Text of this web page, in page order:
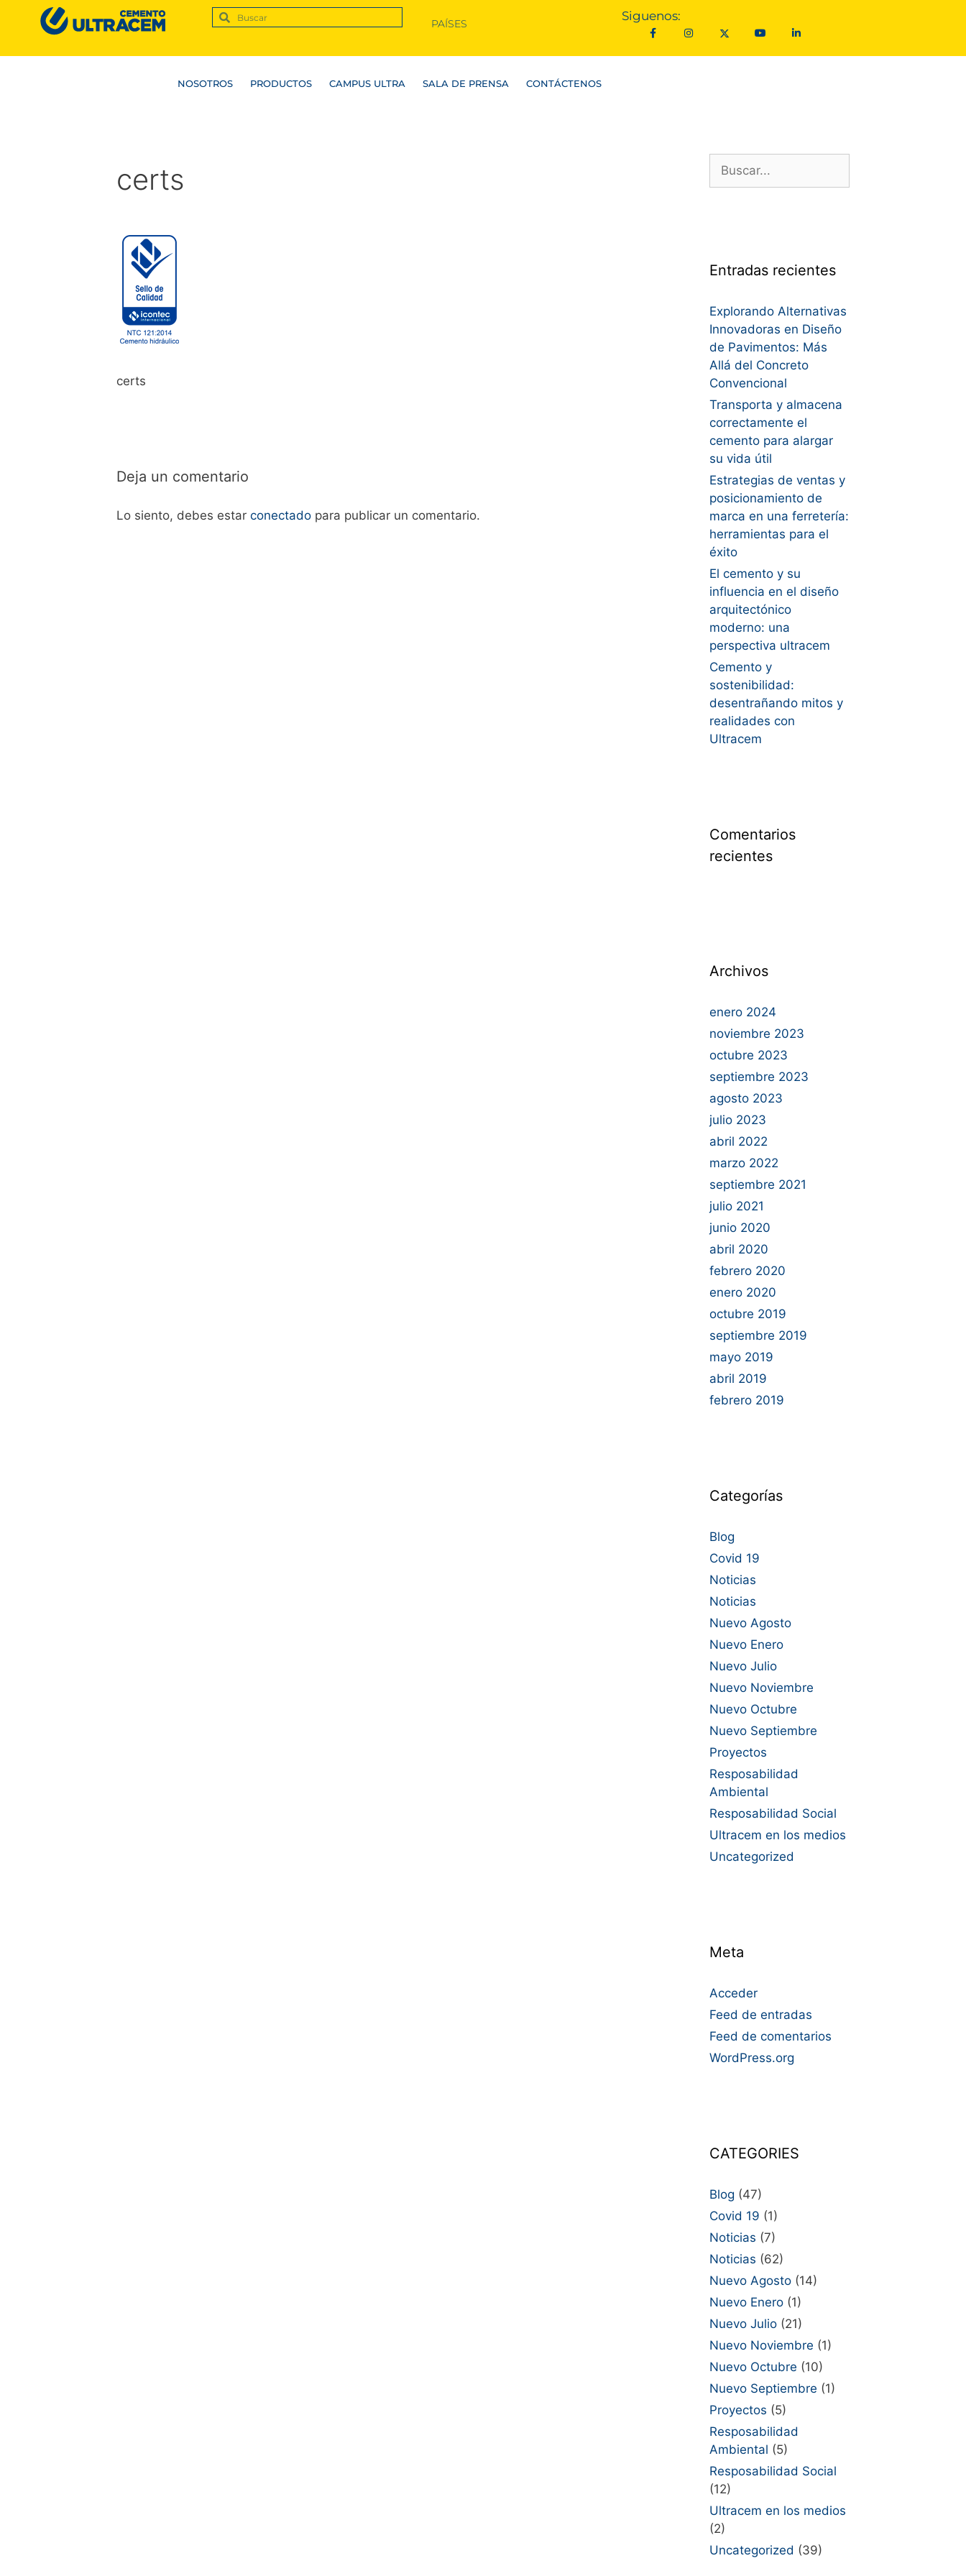
PAÍSES
Siguenos:
NOSOTROS PRODUCTOS CAMPUS ULTRA SALA DE PRENSA CONTÁCTENOS
certs
certs
Deja un comentario
Lo siento, debes estar conectado para publicar un comentario.
Entradas recientes
Explorando Alternativas
Innovadoras en Diseño
de Pavimentos: Más
Allá del Concreto
Convencional
Transporta y almacena
correctamente el
cemento para alargar
su vida útil
Estrategias de ventas y
posicionamiento de
marca en una ferretería:
herramientas para el
éxito
El cemento y su
influencia en el diseño
arquitectónico
moderno: una
perspectiva ultracem
Cemento y
sostenibilidad:
desentrañando mitos y
realidades con
Ultracem
Comentarios
recientes
Archivos
enero 2024
noviembre 2023
octubre 2023
septiembre 2023
agosto 2023
julio 2023
abril 2022
marzo 2022
septiembre 2021
julio 2021
junio 2020
abril 2020
febrero 2020
enero 2020
octubre 2019
septiembre 2019
mayo 2019
abril 2019
febrero 2019
Categorías
Blog
Covid 19
Noticias
Noticias
Nuevo Agosto
Nuevo Enero
Nuevo Julio
Nuevo Noviembre
Nuevo Octubre
Nuevo Septiembre
Proyectos
Resposabilidad
Ambiental
Resposabilidad Social
Ultracem en los medios
Uncategorized
Meta
Acceder
Feed de entradas
Feed de comentarios
WordPress.org
CATEGORIES
Blog (47)
Covid 19 (1)
Noticias (7)
Noticias (62)
Nuevo Agosto (14)
Nuevo Enero (1)
Nuevo Julio (21)
Nuevo Noviembre (1)
Nuevo Octubre (10)
Nuevo Septiembre (1)
Proyectos (5)
Resposabilidad
Ambiental (5)
Resposabilidad Social
(12)
Ultracem en los medios
(2)
Uncategorized (39)